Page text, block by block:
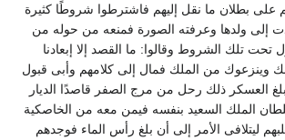
على بطلان ما نقل إليهم فاشترطوا شروطًا كثيرة
إلى ولدها وعرفته الصورة فمنعه من حوله من
تحت تلك الشروط وقالوا‏:‏ ما القصد إلا إبعادنا
وينزعوك من الملك فمال إلى كلامهم وأبى قبول
العسكر ذلك رحل من مرج الصفر قاصدًا الديار
الملك السعيد بنفسه فيمن معه من الخاصكية
ليتلافى الأمر إلى أن بلغ رأس الماء فوجدهم